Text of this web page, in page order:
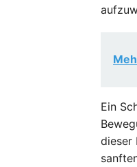
Ein
dieser